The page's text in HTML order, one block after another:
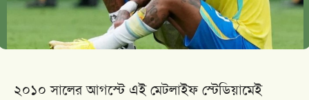
২০১০ সালের আগস্টে এই মেটলাইফ স্টেডিয়ামেই